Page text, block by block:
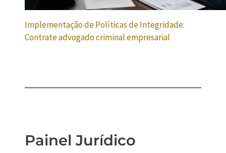
Implementação de Políticas de Integridade:
Contrate advogado criminal empresarial
Painel Jurídico